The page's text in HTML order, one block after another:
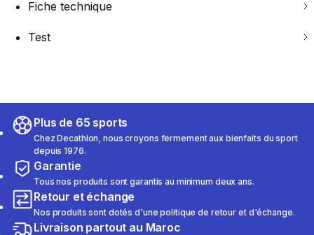
Fiche technique
Test
Plus de 65 sports
Chez Decathlon, nous croyons fermement aux bienfaits du sport
depuis 1976.
Garantie
Tous nos produits sont garantis au minimum deux ans.
Retour et échange
Nos produits sont dotés d'une politique de retour et d'échange.
Livraison partout au Maroc